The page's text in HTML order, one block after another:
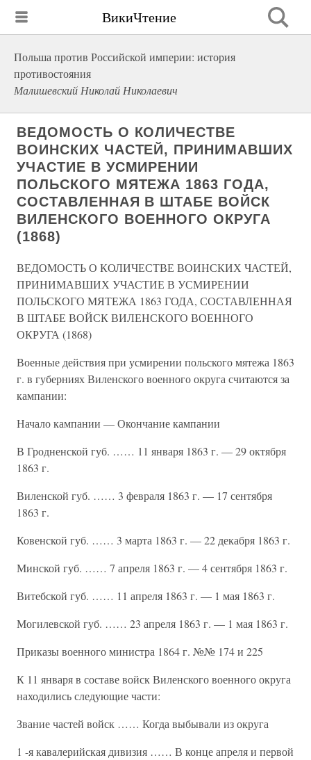
ВикиЧтение
Польша против Российской империи: история
противостояния
Малишевский Николай Николаевич
ВЕДОМОСТЬ О КОЛИЧЕСТВЕ
ВОИНСКИХ ЧАСТЕЙ, ПРИНИМАВШИХ
УЧАСТИЕ В УСМИРЕНИИ
ПОЛЬСКОГО МЯТЕЖА 1863 ГОДА,
СОСТАВЛЕННАЯ В ШТАБЕ ВОЙСК
ВИЛЕНСКОГО ВОЕННОГО ОКРУГА
(1868)
ВЕДОМОСТЬ О КОЛИЧЕСТВЕ ВОИНСКИХ ЧАСТЕЙ,
ПРИНИМАВШИХ УЧАСТИЕ В УСМИРЕНИИ
ПОЛЬСКОГО МЯТЕЖА 1863 ГОДА, СОСТАВЛЕННАЯ
В ШТАБЕ ВОЙСК ВИЛЕНСКОГО ВОЕННОГО
ОКРУГА (1868)
Военные действия при усмирении польского мятежа 1863
г. в губерниях Виленского военного округа считаются за
кампании:
Начало кампании — Окончание кампании
В Гродненской губ. …… 11 января 1863 г. — 29 октября
1863 г.
Виленской губ. …… 3 февраля 1863 г. — 17 сентября
1863 г.
Ковенской губ. …… 3 марта 1863 г. — 22 декабря 1863 г.
Минской губ. …… 7 апреля 1863 г. — 4 сентября 1863 г.
Витебской губ. …… 11 апреля 1863 г. — 1 мая 1863 г.
Могилевской губ. …… 23 апреля 1863 г. — 1 мая 1863 г.
Приказы военного министра 1864 г. №№ 174 и 225
К 11 января в составе войск Виленского военного округа
находились следующие части:
Звание частей войск …… Когда выбывали из округа
1 -я кавалерийская дивизия …… В конце апреля и первой